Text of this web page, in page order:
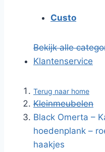
Custo
Bekijk alle
Klantenservice
Terug naar home
Kleinmeubelen
Black Omerta –
hoedenplank –
haakjes